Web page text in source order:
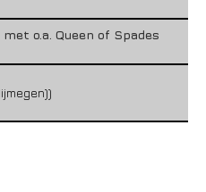
o.a. Queen of Spades